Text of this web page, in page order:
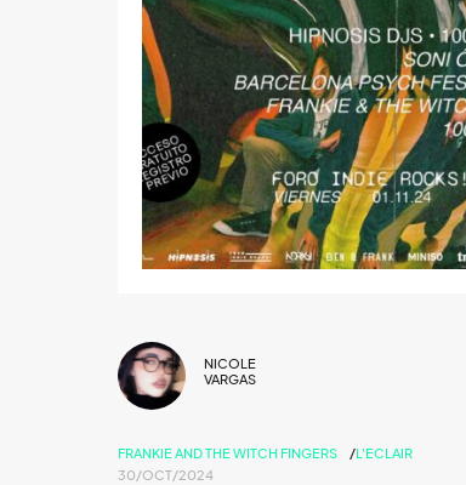
NICOLE
VARGAS
FRANKIE AND THE WITCH FINGERS
L'ECLAIR
30/OCT/2024